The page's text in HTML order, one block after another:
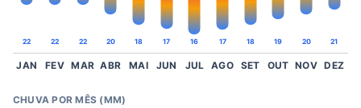
22 22 22 20 18 17 16 17 18 19 20 21
JAN FEV MAR ABR MAI JUN JUL AGO SET OUT NOV DEZ
CHUVA POR MÊS (MM)